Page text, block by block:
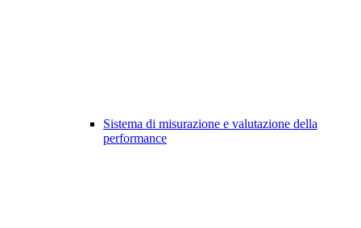
Sistema di misurazione e valutazione della
performance